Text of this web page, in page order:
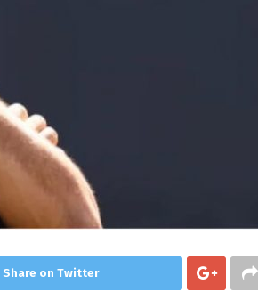
Share on Twitter